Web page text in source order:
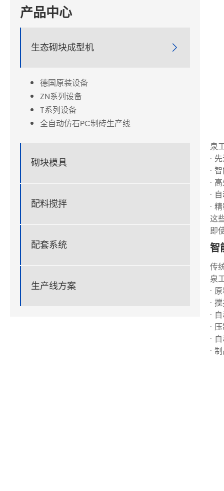
产品中心
生态砌块成型机 
德国原装设备
ZN系列设备
T系列设备
全自动仿石PC制砖生产线
砌块模具
配料搅拌
配套系统
生产线方案
泉
·
·
·
·
·
这
即
智
传
泉
·
·
·
·
·
·